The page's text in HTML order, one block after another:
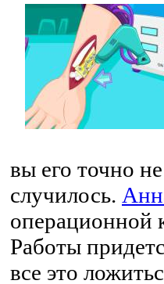
вы его точно
случилось.
операционной
Работы
все это